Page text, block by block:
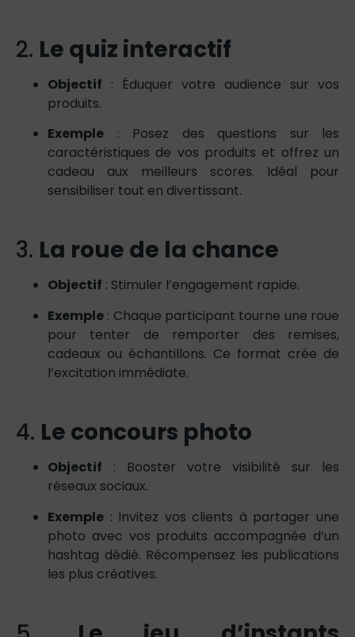
2. Le quiz interactif
Objectif : Éduquer votre audience sur vos
produits.
Exemple : Posez des questions sur les
caractéristiques de vos produits et offrez un
cadeau aux meilleurs scores. Idéal pour
sensibiliser tout en divertissant.
3. La roue de la chance
Objectif : Stimuler l’engagement rapide.
Exemple : Chaque participant tourne une roue
pour tenter de remporter des remises,
cadeaux ou échantillons. Ce format crée de
l’excitation immédiate.
4. Le concours photo
Objectif : Booster votre visibilité sur les
réseaux sociaux.
Exemple : Invitez vos clients à partager une
photo avec vos produits accompagnée d’un
hashtag dédié. Récompensez les publications
les plus créatives.